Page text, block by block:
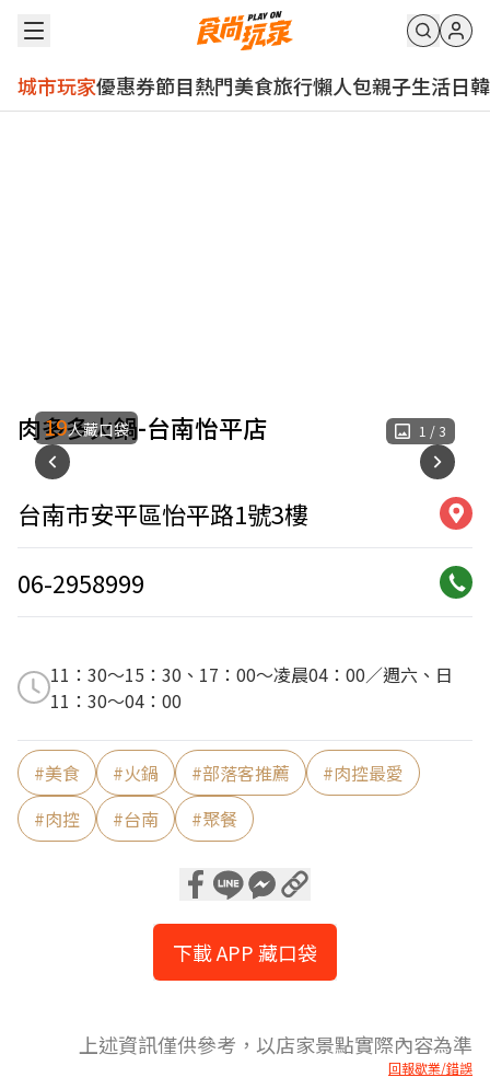
城市玩家優惠券節目熱門美食旅行懶人包親子生活日韓
肉多多火鍋-台南怡平店 1 / 3
19人藏口袋
台南市安平區怡平路1號3樓
06-2958999
11：30～15：30、17：00～凌晨04：00／週六、日
11：30～04：00
#美食 #火鍋 #部落客推薦 #肉控最愛
#肉控 #台南 #聚餐
下載 APP 藏口袋
上述資訊僅供參考，以店家景點實際內容為準
回報歇業/錯誤